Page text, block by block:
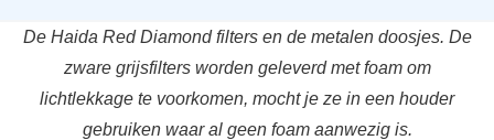
De Haida Red Diamond filters en de metalen doosjes. De
zware grijsfilters worden geleverd met foam om
lichtlekkage te voorkomen, mocht je ze in een houder
gebruiken waar al geen foam aanwezig is.